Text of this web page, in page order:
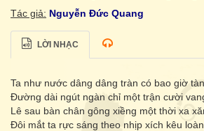
Tác giả: Nguyễn Đức Quang
LỜI NHẠC
Ta như nước dâng dâng tràn có bao giờ tàn
Đường dài ngút ngàn chỉ một trận cười
Lê sau bàn chân gông xiềng một thời xa
Đôi mắt ta rực sáng theo nhịp xích kêu